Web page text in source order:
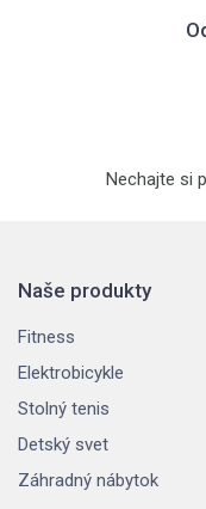
Nechajte si
Naše produkty
Fitness
Elektrobicykle
Stolný tenis
Detský svet
Záhradný nábytok